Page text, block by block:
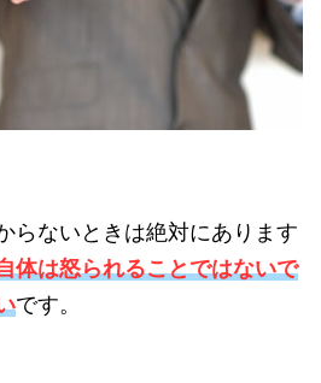
らないときは絶対にあります
体は怒られることではないで
です。